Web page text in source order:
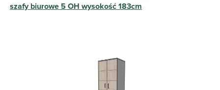
szafy biurowe 5 OH wysokość 183cm